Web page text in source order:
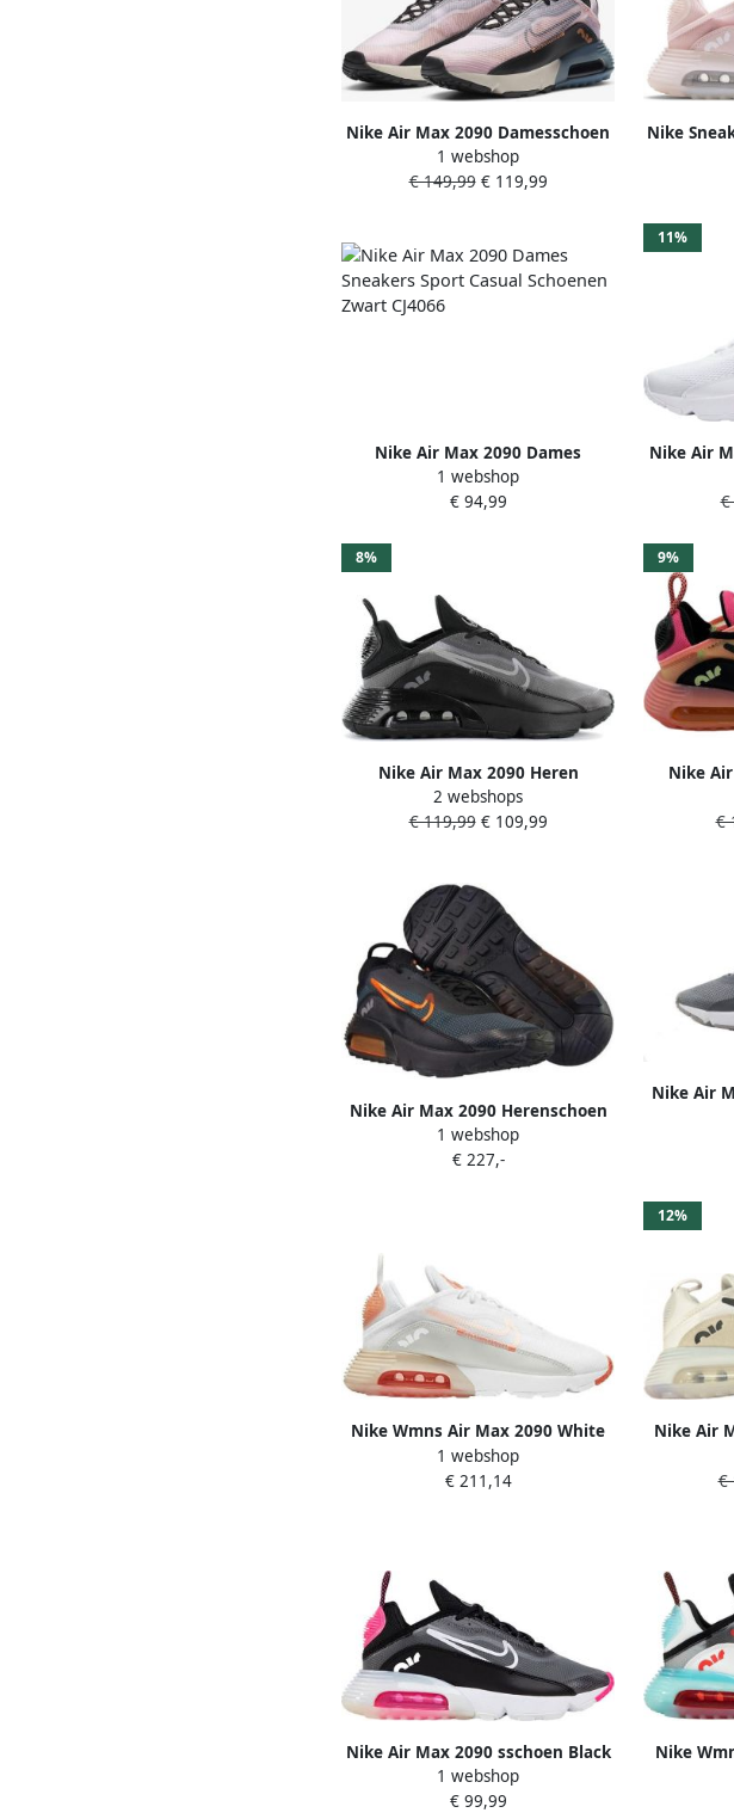
Nike Air Max 2090 Damesschoen
Light Arctic Pink Ozone Blue
Healing Orange Black Dames
1 webshop
€ 149,99€ 119,99
Nike
Nike Air Max 2090 Dames
Sneakers Sport Casual Schoenen
Zwart CJ4066
1 webshop
€ 94,99
11%
Nike Air
€
8%
Nike Air Max 2090 Heren
Sneakers Sport Vrije tijd Fitness
Schoenen Zwart BV9977
2 webshops
€ 119,99€ 109,99
9%
Nike
€
Nike Air Max 2090 Herenschoen
Heren
1 webshop
€ 227,-
Nike Air
Medium
Nike Wmns Air Max 2090 White
Crimson Tint Bright Mango
Schoenmaat 37 1 2 Sneakers
1 webshop
€ 211,14
12%
Nike Air
€
Nike Air Max 2090 sschoen Black
White Pink Blast Metallic Silver
1 webshop
€ 99,99
Nike
Chile